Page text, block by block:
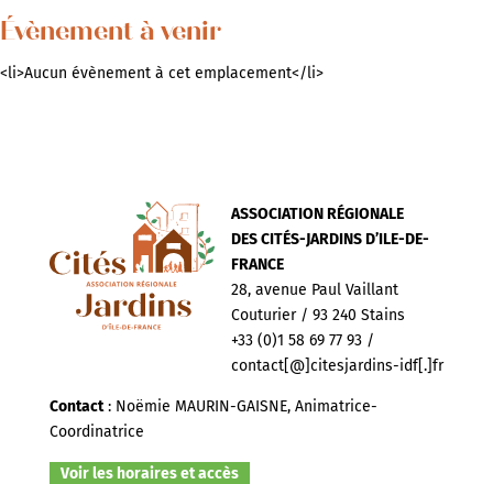
Évènement à venir
<li>Aucun évènement à cet emplacement</li>
ASSOCIATION RÉGIONALE
DES CITÉS-JARDINS D’ILE-DE-
FRANCE
28, avenue Paul Vaillant
Couturier / 93 240 Stains
+33 (0)1 58 69 77 93 /
contact[@]citesjardins-idf[.]fr
Contact: Noëmie MAURIN-GAISNE, Animatrice-
Coordinatrice
Voir les horaires et accès